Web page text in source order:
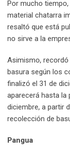
Por mucho
material chatarra
resaltó que está
no sirve a la
Asimismo,
basura según los
finalizó el 31 de
aparecerá hasta la
diciembre, a partir
recolección de
Pangua